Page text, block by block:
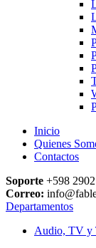
Inicio
Quienes
Contactos
Soporte +598
Correo:
Departamentos
Audio, TV y